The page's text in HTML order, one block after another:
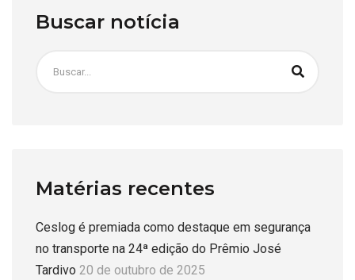
Buscar notícia
Matérias recentes
Ceslog é premiada como destaque em segurança
no transporte na 24ª edição do Prêmio José
Tardivo 20 de outubro de 2025